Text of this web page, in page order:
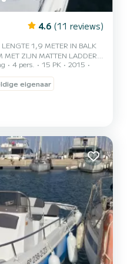
4.6 (11 reviews)
ZIJN MATTEN LADDER
VOOR 4 PERSONEN.
4 pers. 15 PK
2015
eigenaar